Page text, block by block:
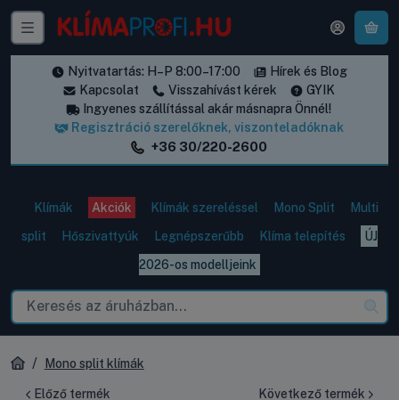
Nyitvatartás: H–P 8:00–17:00
Hírek és Blog
Kapcsolat
Visszahívást kérek
GYIK
Ingyenes szállítással akár másnapra Önnél!
Regisztráció szerelőknek, viszonteladóknak
+36 30/220-2600
Klímák Akciók Klímák szereléssel Mono Split
Multi
split
Hőszivattyúk Legnépszerűbb Klíma telepítés
ÚJ
2026-os modelljeink
Mono split klímák
Előző termék Következő termék